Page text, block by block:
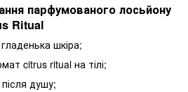
парфумованого лосьйону
Ritual
шкіра;
citrus ritual на тілі;
душу;